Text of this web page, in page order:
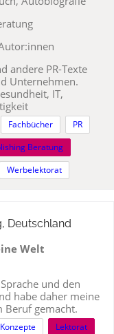
andere PR-Texte
Unternehmen.
IT,
Fachbücher
PR
Beratung
Werbelektorat
Deutschland
Welt
und den
habe daher meine
Beruf gemacht.
Konzepte
Lektorat